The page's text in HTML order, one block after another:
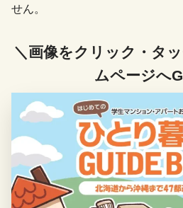
せん。
＼画像をクリック・タ
ムページへ